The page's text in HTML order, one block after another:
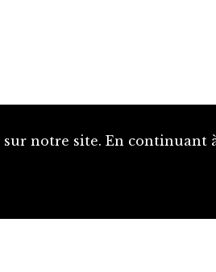
notre site. En continuant